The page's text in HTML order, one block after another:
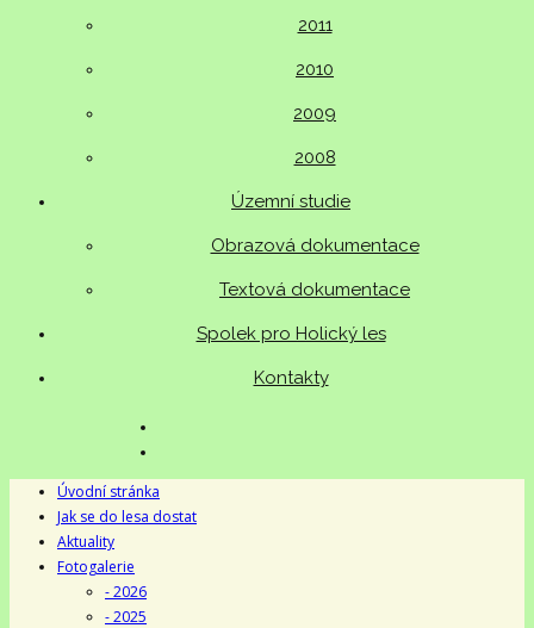
2011
2010
2009
2008
Územní studie
Obrazová dokumentace
Textová dokumentace
Spolek pro Holický les
Kontakty
Úvodní stránka
Jak se do lesa dostat
Aktuality
Fotogalerie
- 2026
- 2025